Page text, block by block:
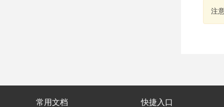
注
常用文档 快捷入口